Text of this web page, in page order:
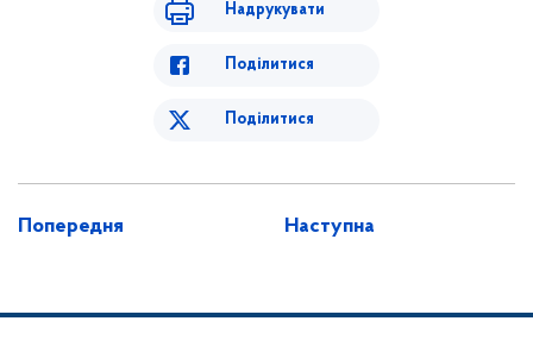
Надрукувати
Поділитися
Поділитися
Попередня Наступна